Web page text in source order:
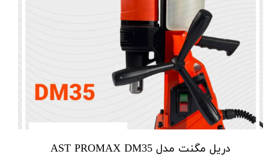
دریل مگنت مدل AST PROMAX DM35